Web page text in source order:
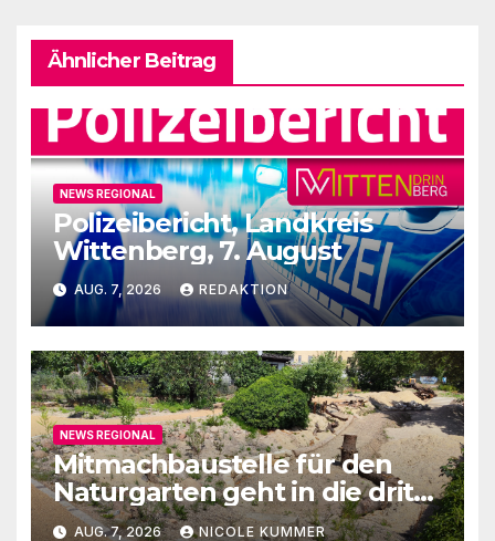
Ähnlicher Beitrag
NEWS REGIONAL
Polizeibericht, Landkreis
Wittenberg, 7. August
AUG. 7, 2026 REDAKTION
NEWS REGIONAL
Mitmachbaustelle für den
Naturgarten geht in die dritte
Runde
AUG. 7, 2026 NICOLE KUMMER